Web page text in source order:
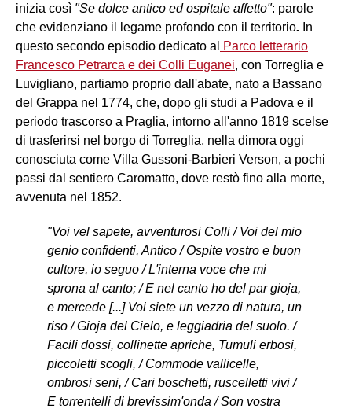
inizia così "Se dolce antico ed ospitale affetto": parole
che evidenziano il legame profondo con il territorio. In
questo secondo episodio dedicato al
Parco letterario
Francesco Petrarca e dei Colli Euganei, con Torreglia e
Luvigliano, partiamo proprio dall'abate, nato a Bassano
del Grappa nel 1774, che, dopo gli studi a Padova e il
periodo trascorso a Praglia, intorno all'anno 1819 scelse
di trasferirsi nel borgo di Torreglia, nella dimora oggi
conosciuta come Villa Gussoni-Barbieri Verson, a pochi
passi dal sentiero Caromatto, dove restò fino alla morte,
avvenuta nel 1852.
"Voi vel sapete, avventurosi Colli / Voi del mio
genio confidenti, Antico / Ospite vostro e buon
cultore, io seguo / L'interna voce che mi
sprona al canto; / E nel canto ho del par gioja,
e mercede [...] Voi siete un vezzo di natura, un
riso / Gioja del Cielo, e leggiadria del suolo. /
Facili dossi, collinette apriche, Tumuli erbosi,
piccoletti scogli, / Commode vallicelle,
ombrosi seni, / Cari boschetti, ruscelletti vivi /
E torrentelli di brevissim'onda / Son vostra